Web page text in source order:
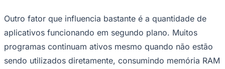
Corinthians
Outro fator que influencia bastante é a quantidade de
aplicativos funcionando em segundo plano. Muitos
programas continuam ativos mesmo quando não estão
sendo utilizados diretamente, consumindo memória RAM